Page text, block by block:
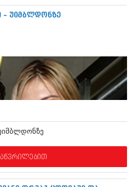
– უიმბლდონზე